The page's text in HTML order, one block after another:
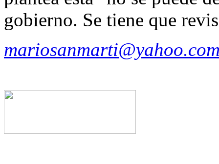
gobierno. Se tiene que